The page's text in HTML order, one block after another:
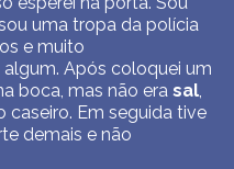
uma tropa da polícia
e muito
Após coloquei um
boca, mas não era sal,
Em seguida tive
demais e não